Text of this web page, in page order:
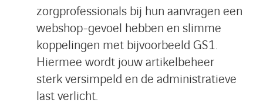
zorgprofessionals bij hun aanvragen een
webshop-gevoel hebben en slimme
koppelingen met bijvoorbeeld GS1.
Hiermee wordt jouw artikelbeheer
sterk versimpeld en de administratieve
last verlicht.